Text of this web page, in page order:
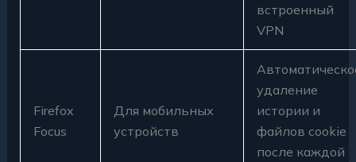
встроенный
VPN
Firefox
Focus
Для мобильных
устройств
удаление
истории и
файлов cookie
после каждой